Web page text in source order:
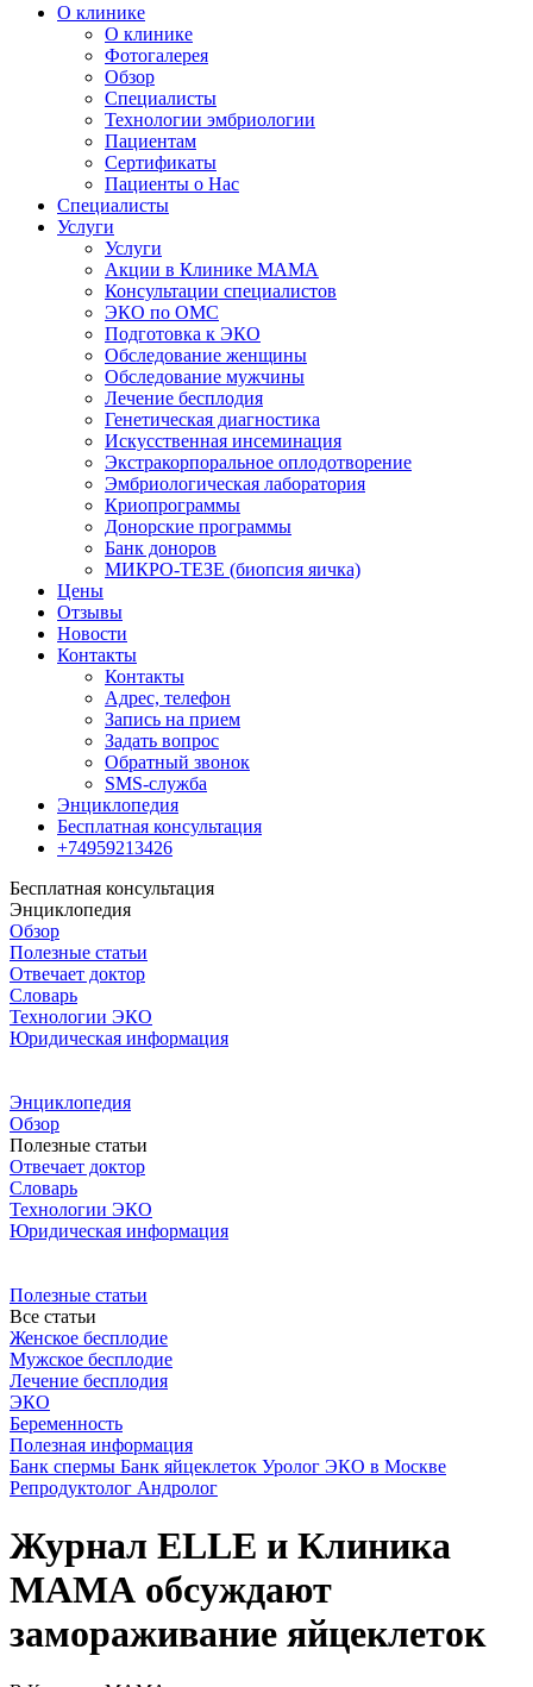
О клинике
О клинике
Фотогалерея
Обзор
Специалисты
Технологии эмбриологии
Пациентам
Сертификаты
Пациенты о Нас
Специалисты
Услуги
Услуги
Акции в Клинике МАМА
Консультации специалистов
ЭКО по ОМС
Подготовка к ЭКО
Обследование женщины
Обследование мужчины
Лечение бесплодия
Генетическая диагностика
Искусственная инсеминация
Экстракорпоральное оплодотворение
Эмбриологическая лаборатория
Криопрограммы
Донорские программы
Банк доноров
МИКРО-ТЕЗЕ (биопсия яичка)
Цены
Отзывы
Новости
Контакты
Контакты
Адрес, телефон
Запись на прием
Задать вопрос
Обратный звонок
SMS-служба
Энциклопедия
Бесплатная консультация
+74959213426
Бесплатная консультация
Энциклопедия
Обзор
Полезные статьи
Отвечает доктор
Словарь
Технологии ЭКО
Юридическая информация
Энциклопедия
Обзор
Полезные статьи
Отвечает доктор
Словарь
Технологии ЭКО
Юридическая информация
Полезные статьи
Все статьи
Женское бесплодие
Мужское бесплодие
Лечение бесплодия
ЭКО
Беременность
Полезная информация
Банк спермы Банк яйцеклеток Уролог ЭКО в Москве
Репродуктолог Андролог
Журнал ELLE и Клиника
МАМА обсуждают
замораживание яйцеклеток